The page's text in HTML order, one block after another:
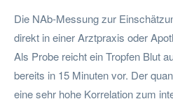
Die NAb-Messung zur
direkt in einer Arztpraxis oder
Als Probe reicht ein Tropfen Blut
bereits in 15 Minuten vor. Der
eine sehr hohe Korrelation zum